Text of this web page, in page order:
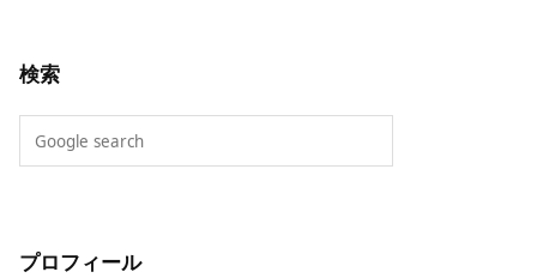
検索
プロフィール